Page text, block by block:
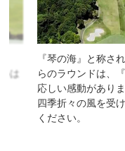
は
『琴の海』と称さ
らのラウンドは、
応しい感動がありま
四季折々の風を受
ください。